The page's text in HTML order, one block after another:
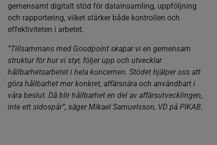
gemensamt digitalt stöd för datainsamling, uppföljning
och rapportering, vilket stärker både kontrollen och
effektiviteten i arbetet.
”Tillsammans med Goodpoint skapar vi en gemensam
struktur för hur vi styr, följer upp och utvecklar
hållbarhetsarbetet i hela koncernen. Stödet hjälper oss att
göra hållbarhet mer konkret, affärsnära och användbart i
våra beslut. Då blir hållbarhet en del av affärsutvecklingen,
inte ett sidospår”, säger Mikael Samuelsson, VD på PIKAB.